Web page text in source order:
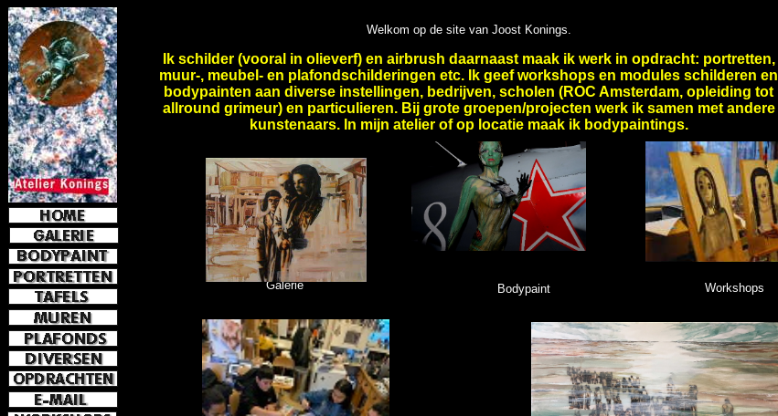
Welkom op de site van Joost Konings.
Ik schilder (vooral in olieverf) en airbrush daarnaast maak ik werk in opdracht: portretten,
muur-, meubel- en plafondschilderingen etc. Ik geef workshops en modules schilderen en
bodypainten aan diverse instellingen, bedrijven, scholen (ROC Amsterdam, opleiding tot
allround grimeur) en particulieren. Bij grote groepen/projecten werk ik samen met andere
kunstenaars. In mijn atelier of op locatie maak ik bodypaintings.
Workshops
Galerie Bodypaint
nieuwe